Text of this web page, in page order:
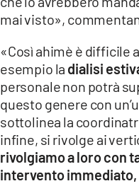
mai visto»,
«Così ahimè è difficile
esempio la dialisi
personale non potrà
questo genere con
sottolinea la
infine, si rivolge ai
rivolgiamo a loro con
intervento immediato,